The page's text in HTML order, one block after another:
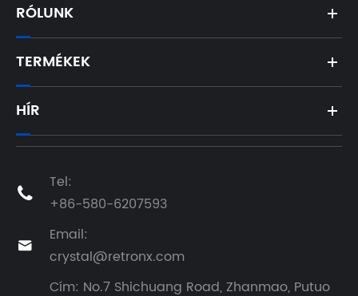
RÓLUNK
TERMÉKEK
HÍR

Tel:
+86-580-6207593

Email:
crystal@retronx.com
Cím: No.7 Shichuang Road, Zhanmao, Putuo